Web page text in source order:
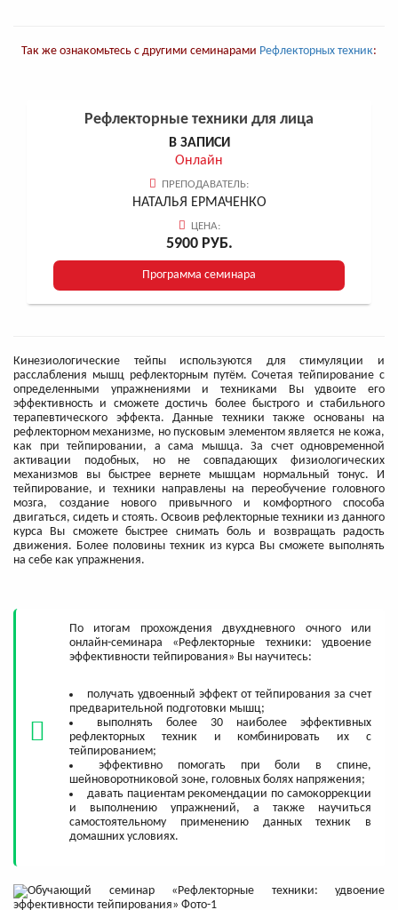
Так же ознакомьтесь с другими семинарами Рефлекторных техник:
Рефлекторные техники для лица
В ЗАПИСИ
Онлайн
ПРЕПОДАВАТЕЛЬ:
НАТАЛЬЯ ЕРМАЧЕНКО
ЦЕНА:
5900 РУБ.
Программа семинара
Кинезиологические тейпы используются для стимуляции и
расслабления мышц рефлекторным путём. Сочетая тейпирование с
определенными упражнениями и техниками Вы удвоите его
эффективность и сможете достичь более быстрого и стабильного
терапевтического эффекта. Данные техники также основаны на
рефлекторном механизме, но пусковым элементом является не кожа,
как при тейпировании, а сама мышца. За счет одновременной
активации подобных, но не совпадающих физиологических
механизмов вы быстрее вернете мышцам нормальный тонус. И
тейпирование, и техники направлены на переобучение головного
мозга, создание нового привычного и комфортного способа
двигаться, сидеть и стоять. Освоив рефлекторные техники из данного
курса Вы сможете быстрее снимать боль и возвращать радость
движения. Более половины техник из курса Вы сможете выполнять
на себе как упражнения.
По итогам прохождения двухдневного очного или
онлайн-семинара «Рефлекторные техники: удвоение
эффективности тейпирования» Вы научитесь:
получать удвоенный эффект от тейпирования за счет
предварительной подготовки мышц;
выполнять более 30 наиболее эффективных
рефлекторных техник и комбинировать их с
тейпированием;
эффективно помогать при боли в спине,
шейноворотниковой зоне, головных болях напряжения;
давать пациентам рекомендации по самокоррекции
и выполнению упражнений, а также научиться
самостоятельному применению данных техник в
домашних условиях.